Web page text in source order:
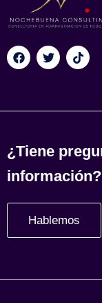
¿Tiene
información?
Hablemos